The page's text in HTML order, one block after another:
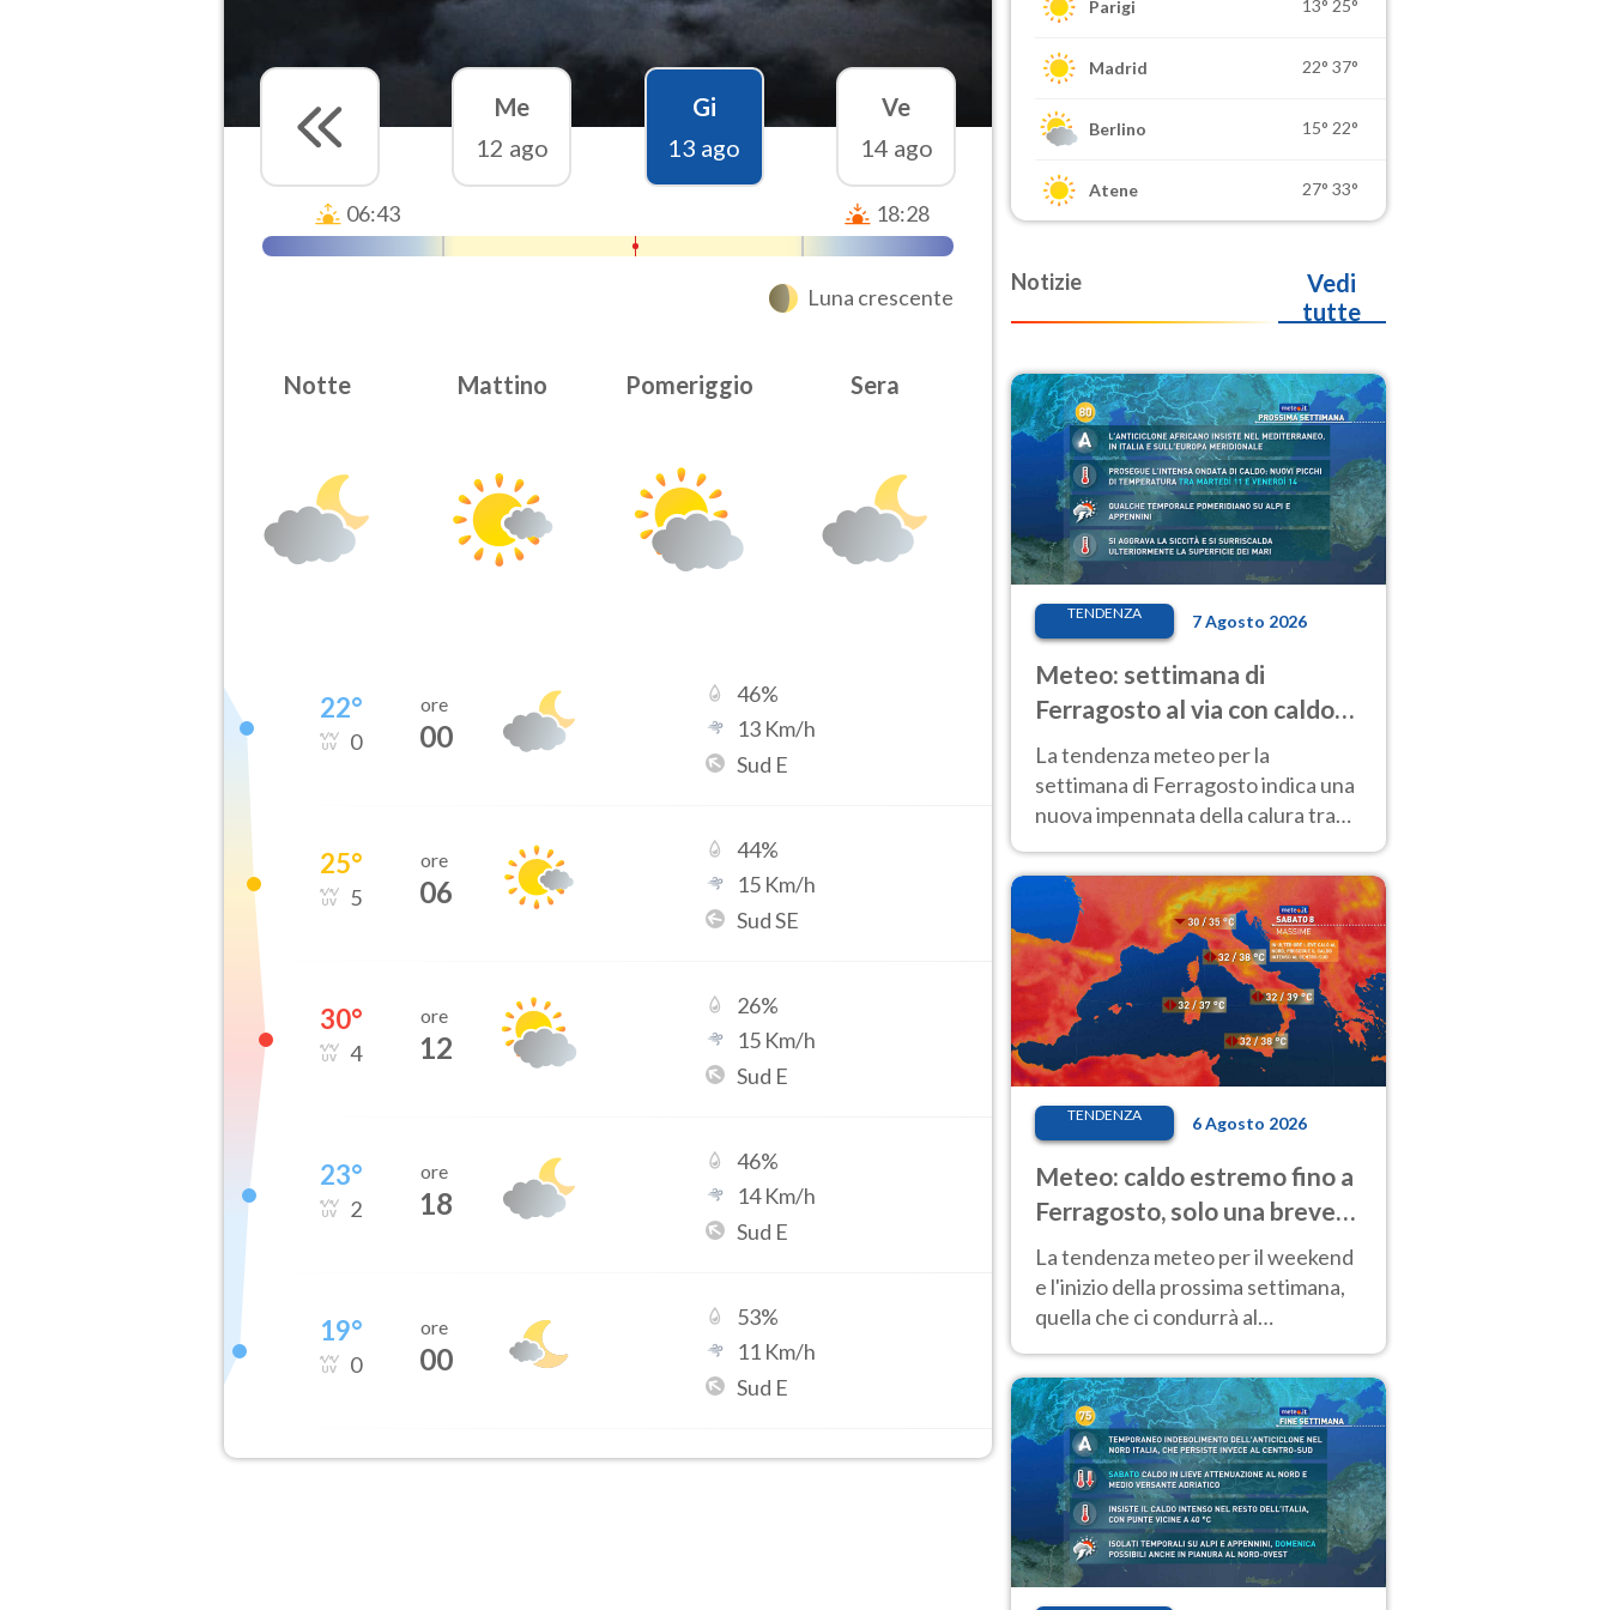
Me
12 ago
Gi
13 ago
Ve
14 ago
06:43 18:28
Luna crescente
Notte Mattino Pomeriggio Sera
22°
0
ore
00
46%
13 Km/h
Sud E
25°
5
ore
06
44%
15 Km/h
Sud SE
30°
4
ore
12
26%
15 Km/h
Sud E
23°
2
ore
18
46%
14Km/h
Sud E
19°
0
ore
00
53%
11 Km/h
Sud E
Parigi 13° 25°
Madrid 22° 37°
Berlino 15° 22°
Atene 27° 33°
Notizie
Vedi
tutte
TENDENZA 7 Agosto 2026
Meteo: settimana di
Ferragosto al via con caldo
intenso e qualche temporale
La tendenza meteo per la
settimana di Ferragosto indica una
nuova impennata della calura tra
anche al Nord.
TENDENZA 6 Agosto 2026
Meteo: caldo estremo fino a
Ferragosto, solo una breve
pausa. Ecco dove
La tendenza meteo per il weekend
e l'inizio della prossima settimana,
quella che ci condurrà al
temperature molto elevate